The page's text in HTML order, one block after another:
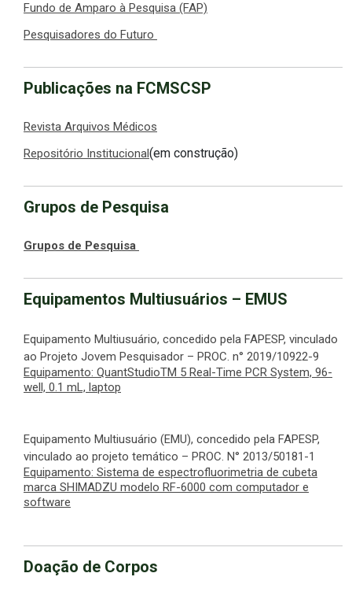
Fundo de Amparo à Pesquisa (FAP)
Pesquisadores do Futuro
Publicações na FCMSCSP
Revista Arquivos Médicos
Repositório Institucional(em construção)
Grupos de Pesquisa
Grupos de Pesquisa
Equipamentos Multiusuários – EMUS
Equipamento Multiusuário, concedido pela FAPESP, vinculado
ao Projeto Jovem Pesquisador – PROC. n° 2019/10922-9
Equipamento: QuantStudioTM 5 Real-Time PCR System, 96-
well, 0.1 mL, laptop
Equipamento Multiusuário (EMU), concedido pela FAPESP,
vinculado ao projeto temático – PROC. N° 2013/50181-1
Equipamento: Sistema de espectrofluorimetria de cubeta
marca SHIMADZU modelo RF-6000 com computador e
software
Doação de Corpos